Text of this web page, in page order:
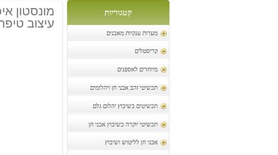
קטגוריות
מערות ענקיות מאבנים
קריסטלים
מיוחדים לאספנים
תכשיטי זהב אבני חן ויהלומים
תכשיטים בשיבוץ יהלום גלם
תכשיטי יוקרה בשיבוץ אבני חן
אבני חן לליטוש ושיבוץ
מונסטון
עיצוב טיפה – 8 קרט